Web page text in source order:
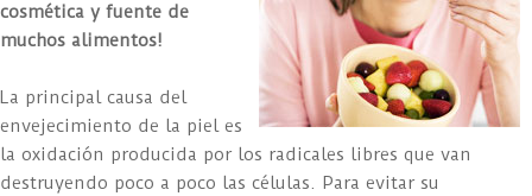
cosmética y fuente de
muchos alimentos!
La principal causa del
envejecimiento de la piel es
la oxidación producida por los radicales libres que van
destruyendo poco a poco las células. Para evitar su